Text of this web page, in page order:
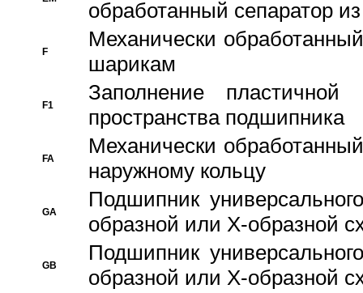
обработанный сепаратор
F
Механически
шарикам
F1
Заполнение
пространства подшипника
FA
Механически
наружному кольцу
GA
Подшипник
образной или Х-образной
GB
Подшипник
образной или Х-образной